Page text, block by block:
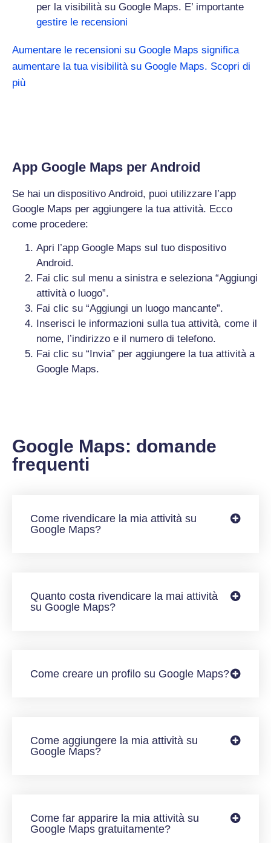
per la visibilità su Google Maps. E’ importante
gestire le recensioni
Aumentare le recensioni su Google Maps significa
aumentare la tua visibilità su Google Maps. Scopri di
più
App Google Maps per Android
Se hai un dispositivo Android, puoi utilizzare l’app
Google Maps per aggiungere la tua attività. Ecco
come procedere:
Apri l’app Google Maps sul tuo dispositivo
Android.
Fai clic sul menu a sinistra e seleziona “Aggiungi
attività o luogo”.
Fai clic su “Aggiungi un luogo mancante”.
Inserisci le informazioni sulla tua attività, come il
nome, l’indirizzo e il numero di telefono.
Fai clic su “Invia” per aggiungere la tua attività a
Google Maps.
Google Maps: domande
frequenti
Come rivendicare la mia attività su
Google Maps?
Quanto costa rivendicare la mai attività
su Google Maps?
Come creare un profilo su Google Maps?
Come aggiungere la mia attività su
Google Maps?
Come far apparire la mia attività su
Google Maps gratuitamente?